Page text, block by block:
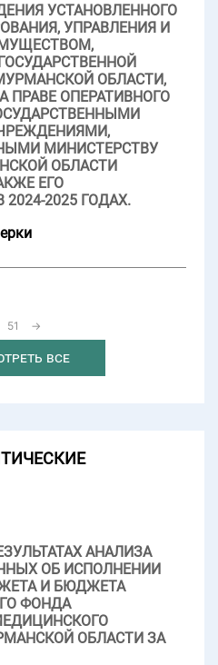
УСТАНОВЛЕННОГО
УПРАВЛЕНИЯ И
ОБЛАСТИ,
ПРАВЕ ОПЕРАТИВНОГО
МИНИСТЕРСТВУ
ОБЛАСТИ
ЕГО
2025 ГОДАХ.
51 →
все
АНАЛИЗА
ОБ ИСПОЛНЕНИИ
И БЮДЖЕТА
ФОНДА
ОБЛАСТИ ЗА